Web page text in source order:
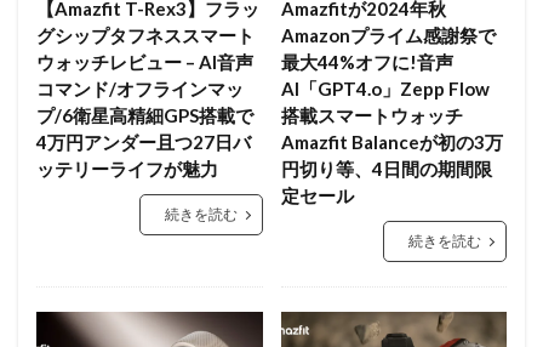
【Amazfit T-Rex3】フラッ
グシップタフネススマート
ウォッチレビュー – AI音声
コマンド/オフラインマッ
プ/6衛星高精細GPS搭載で
4万円アンダー且つ27日バ
ッテリーライフが魅力
続きを読む
Amazfitが2024年秋
Amazonプライム感謝祭で
最大44%オフに!音声
AI「GPT4.o」Zepp Flow
搭載スマートウォッチ
Amazfit Balanceが初の3万
円切り等、4日間の期間限
定セール
続きを読む